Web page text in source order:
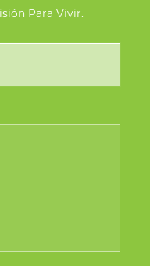
Para Vivir.